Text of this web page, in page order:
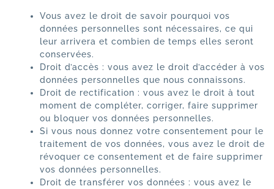
Vous avez le droit de savoir pourquoi vos
données personnelles sont nécessaires, ce qui
leur arrivera et combien de temps elles seront
conservées.
Droit d’accès : vous avez le droit d’accéder à vos
données personnelles que nous connaissons.
Droit de rectification : vous avez le droit à tout
moment de compléter, corriger, faire supprimer
ou bloquer vos données personnelles.
Si vous nous donnez votre consentement pour le
traitement de vos données, vous avez le droit de
révoquer ce consentement et de faire supprimer
vos données personnelles.
Droit de transférer vos données : vous avez le